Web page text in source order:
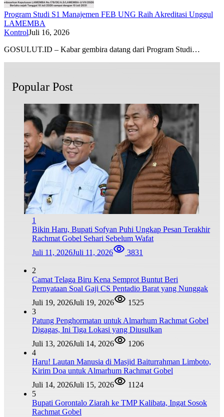
Program Studi S1 ​​Manajemen FEB UNG Raih Akreditasi Unggul
LAMEMBA
KontrolJuli 16, 2026
GOSULUT.ID – Kabar gembira datang dari Program Studi…
Popular Post
1
Bikin Haru, Bupati Sofyan Puhi Ungkap Pesan Terakhir
Rachmat Gobel Sehari Sebelum Wafat
Juli 11, 2026Juli 11, 2026 3831
2
Camat Telaga Biru Kena Semprot Buntut Beri
Pernyataan Soal Gaji CS Pentadio Barat yang Nunggak
Juli 19, 2026Juli 19, 2026
1525
3
Patung Penghormatan untuk Almarhum Rachmat Gobel
Digagas, Ini Tiga Lokasi yang Diusulkan
Juli 13, 2026Juli 14, 2026
1206
4
Haru! Lautan Manusia di Masjid Baiturrahman Limboto,
Kirim Doa untuk Almarhum Rachmat Gobel
Juli 14, 2026Juli 15, 2026
1124
5
Bupati Gorontalo Ziarah ke TMP Kalibata, Ingat Sosok
Rachmat Gobel